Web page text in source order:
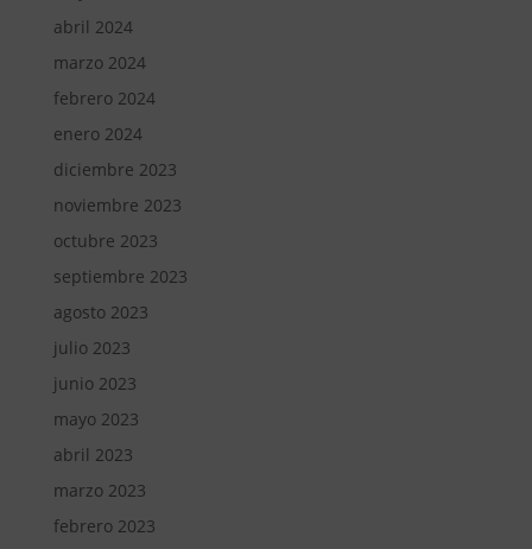
abril 2024
marzo 2024
febrero 2024
enero 2024
diciembre 2023
noviembre 2023
octubre 2023
septiembre 2023
agosto 2023
julio 2023
junio 2023
mayo 2023
abril 2023
marzo 2023
febrero 2023